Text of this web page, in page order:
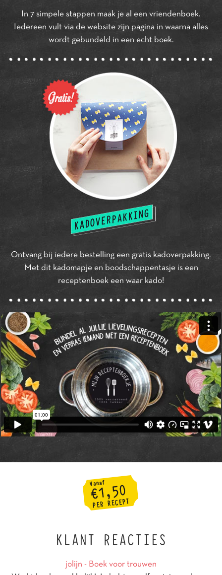
In 7 simpele stappen maak je al een vriendenboek.
Iedereen vult via de website zijn pagina in waarna alles
wordt gebundeld in een echt boek.
Ontvang bij iedere bestelling een gratis kadoverpakking.
Met dit kadomapje en boodschappentasje is een
receptenboek een waar kado!
KLANT REACTIES
jolijn - Boek voor trouwen